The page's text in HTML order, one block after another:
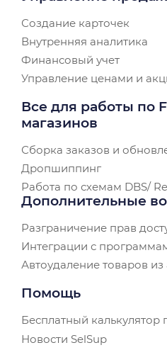
Создание карточек
Внутренняя аналитика
Финансовый учет
Управление ценами и
Все для работы по
магазинов
Сборка заказов и
Дропшиппинг
Работа по схемам DBS/
Дополнительные
Разграничение прав
Интеграции с
Автоудаление товаров
Помощь
Бесплатный калькулятор
Новости SelSup